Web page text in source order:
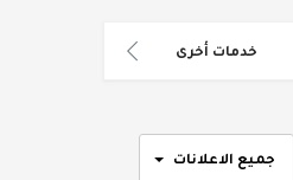
خدمات أخرى خدمات الأفراد
جميع الاعلانات